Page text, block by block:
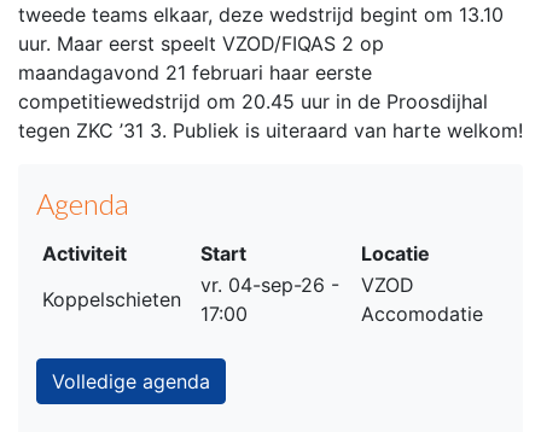
tweede teams elkaar, deze wedstrijd begint om 13.10
uur. Maar eerst speelt VZOD/FIQAS 2 op
maandagavond 21 februari haar eerste
competitiewedstrijd om 20.45 uur in de Proosdijhal
tegen ZKC ’31 3. Publiek is uiteraard van harte welkom!
Agenda
Activiteit Start
Locatie
Koppelschieten
vr. 04-sep-26 -
17:00
VZOD
Accomodatie
Volledige agenda